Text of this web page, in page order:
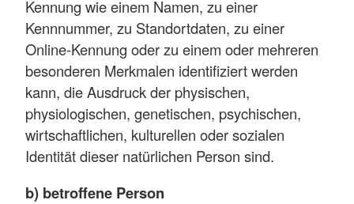
Kennung wie einem Namen, zu einer
Kennnummer, zu Standortdaten, zu einer
Online-Kennung oder zu einem oder mehreren
besonderen Merkmalen identifiziert werden
kann, die Ausdruck der physischen,
physiologischen, genetischen, psychischen,
wirtschaftlichen, kulturellen oder sozialen
Identität dieser natürlichen Person sind.
b) betroffene Person